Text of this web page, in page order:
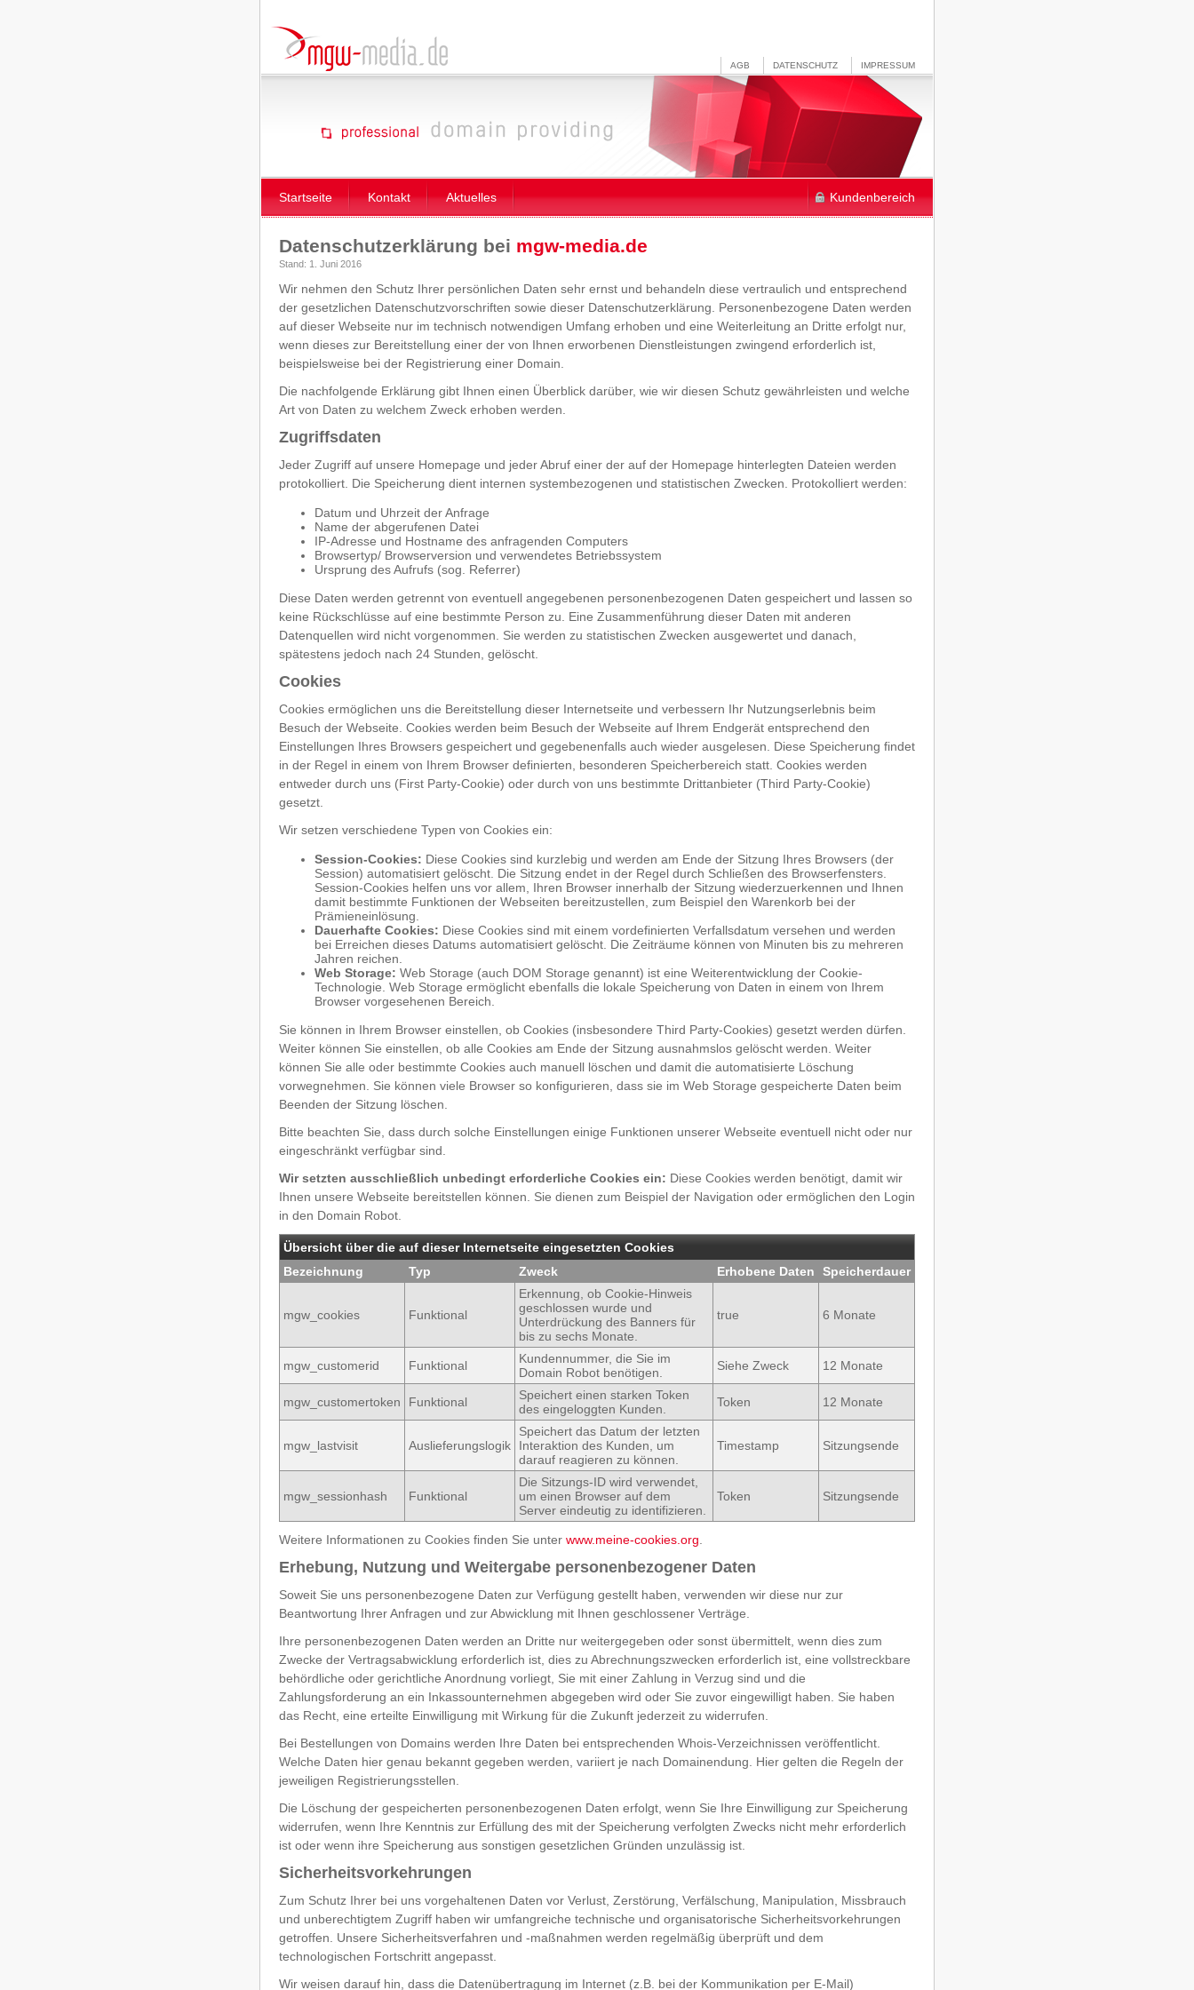
Startseite Kontakt Aktuelles Kundenbereich
AGB DATENSCHUTZ IMPRESSUM
Datenschutzerklärung bei mgw-media.de
Stand: 1. Juni 2016
Wir nehmen den Schutz Ihrer persönlichen Daten sehr ernst und behandeln diese vertraulich und entsprechend
der gesetzlichen Datenschutzvorschriften sowie dieser Datenschutzerklärung. Personenbezogene Daten werden
auf dieser Webseite nur im technisch notwendigen Umfang erhoben und eine Weiterleitung an Dritte erfolgt nur,
wenn dieses zur Bereitstellung einer der von Ihnen erworbenen Dienstleistungen zwingend erforderlich ist,
beispielsweise bei der Registrierung einer Domain.
Die nachfolgende Erklärung gibt Ihnen einen Überblick darüber, wie wir diesen Schutz gewährleisten und welche
Art von Daten zu welchem Zweck erhoben werden.
Zugriffsdaten
Jeder Zugriff auf unsere Homepage und jeder Abruf einer der auf der Homepage hinterlegten Dateien werden
protokolliert. Die Speicherung dient internen systembezogenen und statistischen Zwecken. Protokolliert werden:
Datum und Uhrzeit der Anfrage
Name der abgerufenen Datei
IP-Adresse und Hostname des anfragenden Computers
Browsertyp/ Browserversion und verwendetes Betriebssystem
Ursprung des Aufrufs (sog. Referrer)
Diese Daten werden getrennt von eventuell angegebenen personenbezogenen Daten gespeichert und lassen so
keine Rückschlüsse auf eine bestimmte Person zu. Eine Zusammenführung dieser Daten mit anderen
Datenquellen wird nicht vorgenommen. Sie werden zu statistischen Zwecken ausgewertet und danach,
spätestens jedoch nach 24 Stunden, gelöscht.
Cookies
Cookies ermöglichen uns die Bereitstellung dieser Internetseite und verbessern Ihr Nutzungserlebnis beim
Besuch der Webseite. Cookies werden beim Besuch der Webseite auf Ihrem Endgerät entsprechend den
Einstellungen Ihres Browsers gespeichert und gegebenenfalls auch wieder ausgelesen. Diese Speicherung findet
in der Regel in einem von Ihrem Browser definierten, besonderen Speicherbereich statt. Cookies werden
entweder durch uns (First Party-Cookie) oder durch von uns bestimmte Drittanbieter (Third Party-Cookie)
gesetzt.
Wir setzen verschiedene Typen von Cookies ein:
Session-Cookies: Diese Cookies sind kurzlebig und werden am Ende der Sitzung Ihres Browsers (der
Session) automatisiert gelöscht. Die Sitzung endet in der Regel durch Schließen des Browserfensters.
Session-Cookies helfen uns vor allem, Ihren Browser innerhalb der Sitzung wiederzuerkennen und Ihnen
damit bestimmte Funktionen der Webseiten bereitzustellen, zum Beispiel den Warenkorb bei der
Prämieneinlösung.
Dauerhafte Cookies: Diese Cookies sind mit einem vordefinierten Verfallsdatum versehen und werden
bei Erreichen dieses Datums automatisiert gelöscht. Die Zeiträume können von Minuten bis zu mehreren
Jahren reichen.
Web Storage: Web Storage (auch DOM Storage genannt) ist eine Weiterentwicklung der Cookie-
Technologie. Web Storage ermöglicht ebenfalls die lokale Speicherung von Daten in einem von Ihrem
Browser vorgesehenen Bereich.
Sie können in Ihrem Browser einstellen, ob Cookies (insbesondere Third Party-Cookies) gesetzt werden dürfen.
Weiter können Sie einstellen, ob alle Cookies am Ende der Sitzung ausnahmslos gelöscht werden. Weiter
können Sie alle oder bestimmte Cookies auch manuell löschen und damit die automatisierte Löschung
vorwegnehmen. Sie können viele Browser so konfigurieren, dass sie im Web Storage gespeicherte Daten beim
Beenden der Sitzung löschen.
Bitte beachten Sie, dass durch solche Einstellungen einige Funktionen unserer Webseite eventuell nicht oder nur
eingeschränkt verfügbar sind.
Wir setzten ausschließlich unbedingt erforderliche Cookies ein: Diese Cookies werden benötigt, damit wir
Ihnen unsere Webseite bereitstellen können. Sie dienen zum Beispiel der Navigation oder ermöglichen den Login
in den Domain Robot.
Übersicht über die auf dieser Internetseite eingesetzten Cookies
Bezeichnung
Typ Zweck Erhobene Daten Speicherdauer
mgw_cookies Funktional
Erkennung, ob Cookie-Hinweis
geschlossen wurde und
Unterdrückung des Banners für
bis zu sechs Monate.
true 6 Monate
mgw_customerid Funktional
Kundennummer, die Sie im
Domain Robot benötigen.
Siehe Zweck 12 Monate
mgw_customertoken Funktional
Speichert einen starken Token
des eingeloggten Kunden.
Token 12 Monate
mgw_lastvisit Auslieferungslogik
Speichert das Datum der letzten
Interaktion des Kunden, um
darauf reagieren zu können.
Timestamp Sitzungsende
mgw_sessionhash Funktional
Die Sitzungs-ID wird verwendet,
um einen Browser auf dem
Server eindeutig zu identifizieren.
Token Sitzungsende
Weitere Informationen zu Cookies finden Sie unter www.meine-cookies.org
Erhebung, Nutzung und Weitergabe personenbezogener Daten
Soweit Sie uns personenbezogene Daten zur Verfügung gestellt haben, verwenden wir diese nur zur
Beantwortung Ihrer Anfragen und zur Abwicklung mit Ihnen geschlossener Verträge.
Ihre personenbezogenen Daten werden an Dritte nur weitergegeben oder sonst übermittelt, wenn dies zum
Zwecke der Vertragsabwicklung erforderlich ist, dies zu Abrechnungszwecken erforderlich ist, eine vollstreckbare
behördliche oder gerichtliche Anordnung vorliegt, Sie mit einer Zahlung in Verzug sind und die
Zahlungsforderung an ein Inkassounternehmen abgegeben wird oder Sie zuvor eingewilligt haben. Sie haben
das Recht, eine erteilte Einwilligung mit Wirkung für die Zukunft jederzeit zu widerrufen.
Bei Bestellungen von Domains werden Ihre Daten bei entsprechenden Whois-Verzeichnissen veröffentlicht.
Welche Daten hier genau bekannt gegeben werden, variiert je nach Domainendung. Hier gelten die Regeln der
jeweiligen Registrierungsstellen.
Die Löschung der gespeicherten personenbezogenen Daten erfolgt, wenn Sie Ihre Einwilligung zur Speicherung
widerrufen, wenn Ihre Kenntnis zur Erfüllung des mit der Speicherung verfolgten Zwecks nicht mehr erforderlich
ist oder wenn ihre Speicherung aus sonstigen gesetzlichen Gründen unzulässig ist.
Sicherheitsvorkehrungen
Zum Schutz Ihrer bei uns vorgehaltenen Daten vor Verlust, Zerstörung, Verfälschung, Manipulation, Missbrauch
und unberechtigtem Zugriff haben wir umfangreiche technische und organisatorische Sicherheitsvorkehrungen
getroffen. Unsere Sicherheitsverfahren und -maßnahmen werden regelmäßig überprüft und dem
technologischen Fortschritt angepasst.
Wir weisen darauf hin, dass die Datenübertragung im Internet (z.B. bei der Kommunikation per E-Mail)